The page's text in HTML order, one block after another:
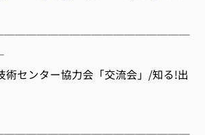
術センター協力会「交流会」/知る!出